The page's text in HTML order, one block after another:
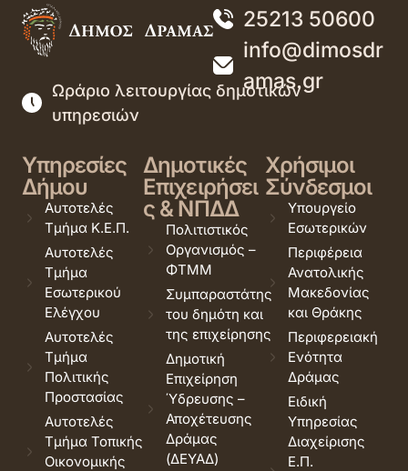
25213 50600
info@dimosdr
amas.gr
Ωράριο λειτουργίας δημοτικών
υπηρεσιών
Υπηρεσίες
Δήμου
Αυτοτελές
Τμήμα Κ.Ε.Π.
Αυτοτελές
Τμήμα
Εσωτερικού
Ελέγχου
Αυτοτελές
Τμήμα
Πολιτικής
Προστασίας
Αυτοτελές
Τμήμα Τοπικής
Οικονομικής
Δημοτικές
Επιχειρήσει
ς & ΝΠΔΔ
Πολιτιστικός
Οργανισμός –
ΦΤΜΜ
Συμπαραστάτης
του δημότη και
της επιχείρησης
Δημοτική
Επιχείρηση
Ύδρευσης –
Αποχέτευσης
Δράμας
(ΔΕΥΑΔ)
Χρήσιμοι
Σύνδεσμοι
Υπουργείο
Εσωτερικών
Περιφέρεια
Ανατολικής
Μακεδονίας
και Θράκης
Περιφερειακή
Ενότητα
Δράμας
Ειδική
Υπηρεσίας
Διαχείρισης
Ε.Π.